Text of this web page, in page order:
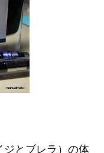
ジとブレラ）の体